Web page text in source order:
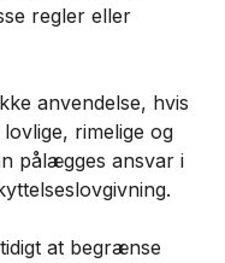
regler eller
anvendelse, hvis
rimelige og
pålægges ansvar i
at begrænse